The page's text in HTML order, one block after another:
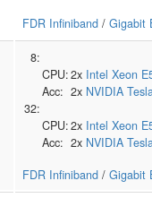
FDR Infiniband / Gigabit
8:
CPU:2x Intel Xeon
Acc: 2x NVIDIA
32:
CPU:2x Intel Xeon
Acc: 2x NVIDIA
FDR Infiniband / Gigabit